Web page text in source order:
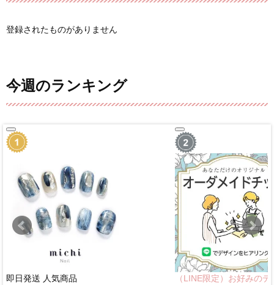
登録されたものがありません
今週のランキング
即日発送 人気商品
（LINE限定）お好みのデ